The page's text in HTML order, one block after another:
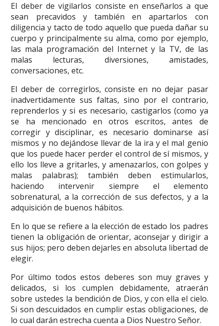
El deber de vigilarlos consiste en enseñarlos a que
sean precavidos y también en apartarlos con
diligencia y tacto de todo aquello que pueda dañar su
cuerpo y principalmente su alma, como por ejemplo,
las mala programación del Internet y la TV, de las
malas lecturas, diversiones, amistades,
conversaciones, etc.
El deber de corregirlos, consiste en no dejar pasar
inadvertidamente sus faltas, sino por el contrario,
reprenderlos y si es necesario, castigarlos (como ya
se ha mencionado en otros escritos, antes de
corregir y disciplinar, es necesario dominarse así
mismos y no dejándose llevar de la ira y el mal genio
que los puede hacer perder el control de sí mismos, y
ello los lleve a gritarles, y amenazarlos, con golpes y
malas palabras); también deben estimularlos,
haciendo intervenir siempre el elemento
sobrenatural, a la corrección de sus defectos, y a la
adquisición de buenos hábitos.
En lo que se refiere a la elección de estado los padres
tienen la obligación de orientar, aconsejar y dirigir a
sus hijos; pero deben dejarles en absoluta libertad de
elegir.
Por último todos estos deberes son muy graves y
delicados, si los cumplen debidamente, atraerán
sobre ustedes la bendición de Dios, y con ella el cielo.
Si son descuidados en cumplir estas obligaciones, de
lo cual darán estrecha cuenta a Dios Nuestro Señor.